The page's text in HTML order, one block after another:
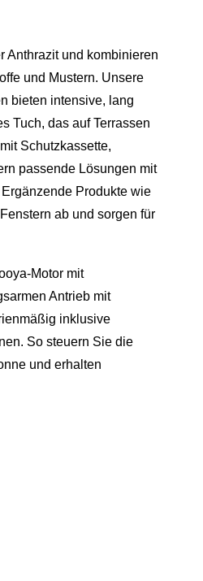
Anthrazit und kombinieren
und Mustern. Unsere
bieten intensive, lang
Tuch, das auf Terrassen
Schutzkassette,
passende Lösungen mit
Produkte wie
ab und sorgen für
mit
Antrieb mit
inklusive
So steuern Sie die
und erhalten